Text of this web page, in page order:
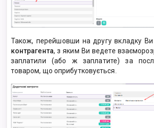
Також, перейшовши на другу вкладку
контрагента, з яким Ви ведете
заплатили (або ж заплатите) за
товаром, що оприбутковується.